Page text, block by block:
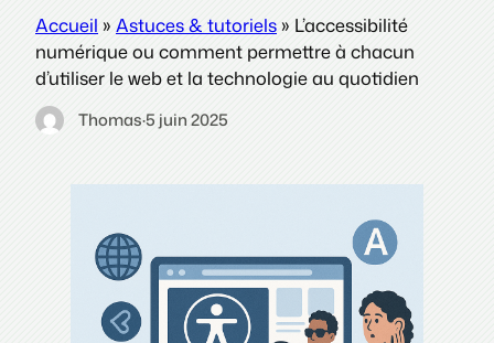
Accueil » Astuces & tutoriels » L’accessibilité
numérique ou comment permettre à chacun
d’utiliser le web et la technologie au quotidien
Thomas·5 juin 2025